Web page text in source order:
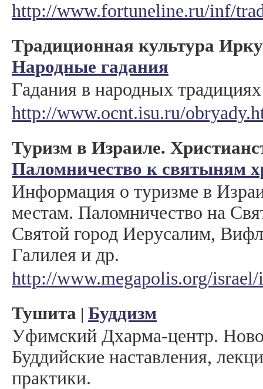
http://www.fortuneline.ru/inf/
Традиционная культура
Народные гадания
Гадания в народных
http://www.ocnt.isu.ru/
Туризм в Израиле.
Паломничество к святыням
Информация о туризме в
местам. Паломничество на
Святой город Иерусалим,
Галилея и др.
http://www.megapolis.org/
Тушита | Буддизм
Уфимский Дхарма-центр.
Буддийские наставления,
практики.